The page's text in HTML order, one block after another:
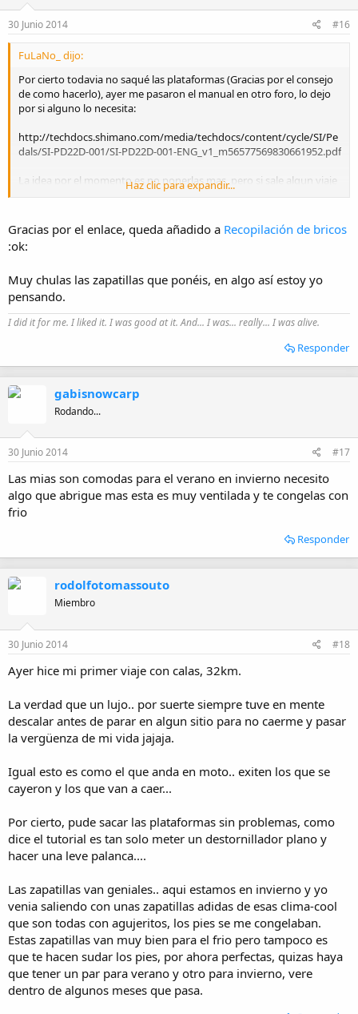
30 Junio 2014 #16
FuLaNo_ dijo:
Por cierto todavia no saqué las plataformas (Gracias por el consejo
de como hacerlo), ayer me pasaron el manual en otro foro, lo dejo
por si alguno lo necesita:
http://techdocs.shimano.com/media/techdocs/content/cycle/SI/Pe
dals/SI-PD22D-001/SI-PD22D-001-ENG_v1_m56577569830661952.pdf
La idea por el momento es no ponerlas mas, pero si sale algun viaje
Saludos!
Haz clic para expandir...
Gracias por el enlace, queda añadido a Recopilación de bricos
:ok:
Muy chulas las zapatillas que ponéis, en algo así estoy yo
pensando.
I did it for me. I liked it. I was good at it. And... I was... really... I was alive.
Responder
gabisnowcarp
Rodando...
30 Junio 2014 #17
Las mias son comodas para el verano en invierno necesito
algo que abrigue mas esta es muy ventilada y te congelas con
frio
Responder
rodolfotomassouto
Miembro
30 Junio 2014 #18
Ayer hice mi primer viaje con calas, 32km.
La verdad que un lujo.. por suerte siempre tuve en mente
descalar antes de parar en algun sitio para no caerme y pasar
la vergüenza de mi vida jajaja.
Igual esto es como el que anda en moto.. exiten los que se
cayeron y los que van a caer...
Por cierto, pude sacar las plataformas sin problemas, como
dice el tutorial es tan solo meter un destornillador plano y
hacer una leve palanca....
Las zapatillas van geniales.. aqui estamos en invierno y yo
venia saliendo con unas zapatillas adidas de esas clima-cool
que son todas con agujeritos, los pies se me congelaban.
Estas zapatillas van muy bien para el frio pero tampoco es
que te hacen sudar los pies, por ahora perfectas, quizas haya
que tener un par para verano y otro para invierno, vere
dentro de algunos meses que pasa.